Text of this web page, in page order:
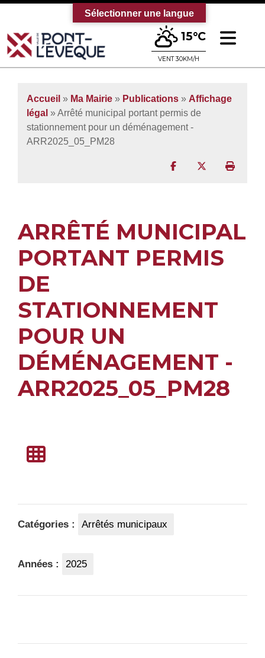
Bienvenue sur le site officiel de la
15°C
VENT 30KM/H
Accueil » Ma Mairie » Publications » Affichage
légal » Arrêté municipal portant permis de
stationnement pour un déménagement -
ARR2025_05_PM28
Partager surPartager sur
ARRÊTÉ MUNICIPAL
PORTANT PERMIS
DE
STATIONNEMENT
POUR UN
DÉMÉNAGEMENT -
ARR2025_05_PM28
Catégories : Arrêtés municipaux
Années : 2025
Sélectionner une langue